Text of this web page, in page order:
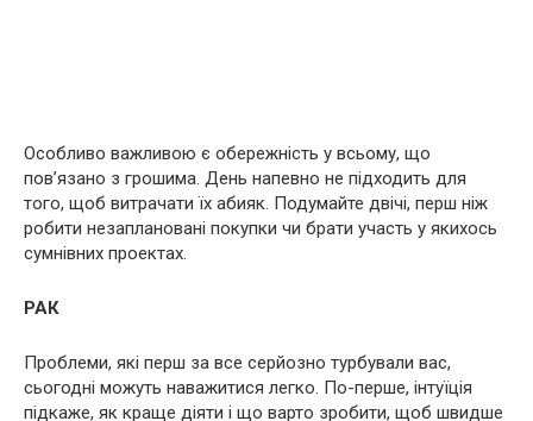
Особливо важливою є обережність у всьому, що
пов’язано з грошима. День напевно не підходить для
того, щоб витрачати їх абияк. Подумайте двічі, перш ніж
робити незаплановані покупки чи брати участь у якихось
сумнівних проектах.
РАК
Проблеми, які перш за все серйозно турбували вас,
сьогодні можуть наважитися легко. По-перше, інтуїція
підкаже, як краще діяти і що варто зробити, щоб швидше